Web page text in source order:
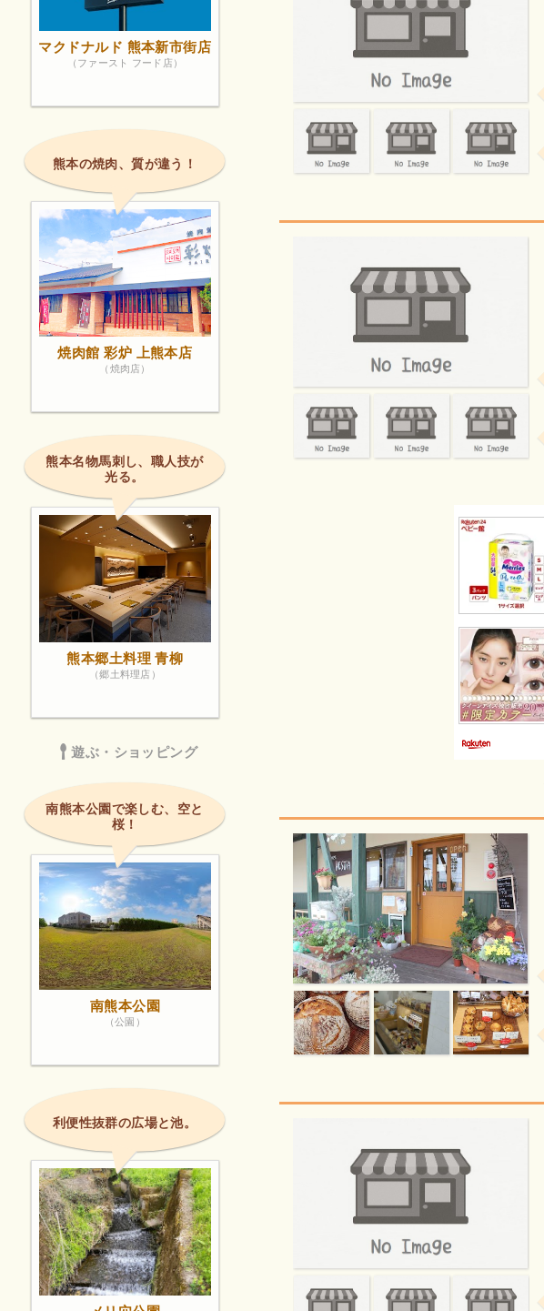
マクドナルド 熊本新市街店
（ファースト フード店）
熊本の焼肉、質が違う！
焼肉館 彩炉 上熊本店
（焼肉店）
熊本名物馬刺し、職人技が
光る。
熊本郷土料理 青柳
（郷土料理店）
遊ぶ・ショッピング
南熊本公園で楽しむ、空と
桜！
南熊本公園
（公園）
利便性抜群の広場と池。